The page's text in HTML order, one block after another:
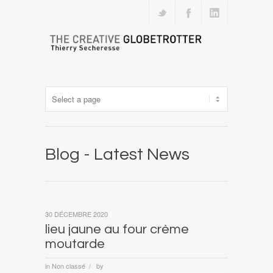
Blog - Latest News
lieu jaune au four crème
moutarde
in Non classé / by
30 DÉCEMBRE 2020